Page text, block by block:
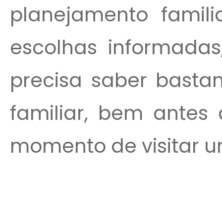
planejamento
escolhas
precisa saber
familiar, bem
momento de visitar